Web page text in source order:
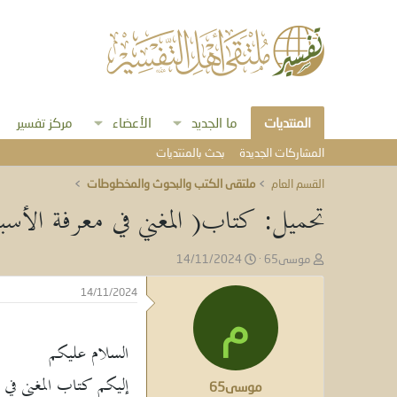
المنتديات ما الجديد الأعضاء مركز تفسير
المشاركات الجديدة بحث بالمنتديات
القسم العام ملتقى الكتب والبحوث والمخطوطات
تحميل: كتاب( المغني في معرفة
ب
ا
موسى65
ت
ا
ر
ا
ب
د
14/11/2024
م
موسى65
14/11/2024
السلام عليكم
إليكم كتاب المغني في